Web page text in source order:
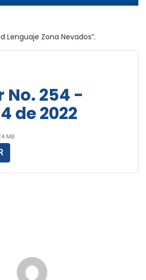
Lenguaje Zona Nevados”.
No. 254 -
de 2022
MB